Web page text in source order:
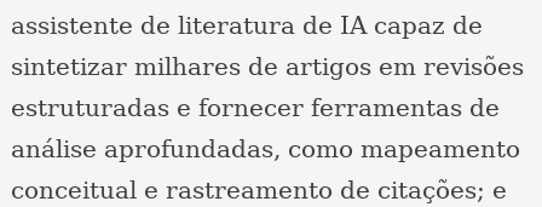
assistente de literatura de IA capaz de
sintetizar milhares de artigos em revisões
estruturadas e fornecer ferramentas de
análise aprofundadas, como mapeamento
conceitual e rastreamento de citações; e